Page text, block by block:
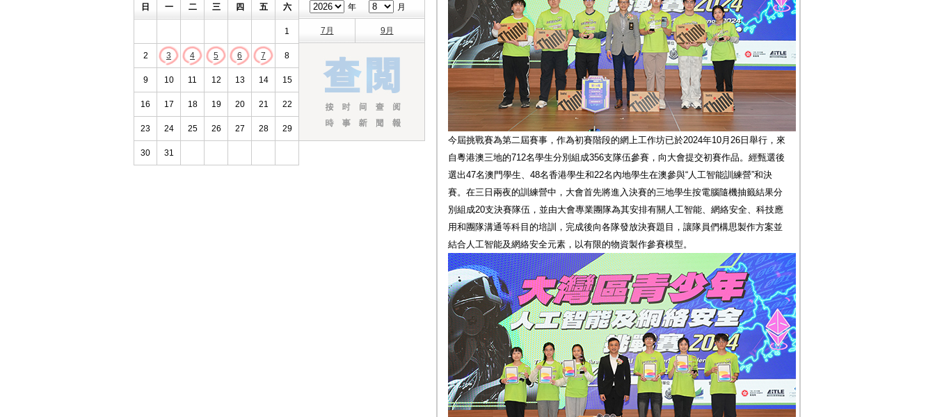
日 一 二 三 四 五 六
1
2 3 4 5 6 7 8
9 10 11 12 13 14 15
16 17 18 19 20 21 22
23 24 25 26 27 28 29
30 31
年 月
7月 9月
今屆挑戰賽為第二屆賽事，作為初賽階段的網上工作坊已於2024年10月26日舉行，來
自粵港澳三地的712名學生分別組成356支隊伍參賽，向大會提交初賽作品。經甄選後
選出47名澳門學生、48名香港學生和22名內地學生在澳參與“人工智能訓練營”和決
賽。在三日兩夜的訓練營中，大會首先將進入決賽的三地學生按電腦隨機抽籤結果分
別組成20支決賽隊伍，並由大會專業團隊為其安排有關人工智能、網絡安全、科技應
用和團隊溝通等科目的培訓，完成後向各隊發放決賽題目，讓隊員們構思製作方案並
結合人工智能及網絡安全元素，以有限的物資製作參賽模型。